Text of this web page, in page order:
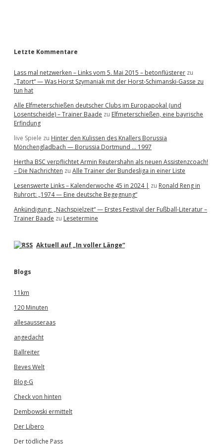
Letzte Kommentare
Lass mal netzwerken – Links vom 5. Mai 2015 – betonflüsterer zu
„Tatort“ — Was Horst Szymaniak mit der Horst-Schimanski-Gasse zu
tun hat
Alle Elfmeterschießen deutscher Clubs im Europapokal (und
Losentscheide) – Trainer Baade zu Elfmeterschießen, eine bayrische
Erfindung
live Spiele zu Hinter den Kulissen des Knallers Borussia
Mönchengladbach — Borussia Dortmund … 1997
Hertha BSC verpflichtet Armin Reutershahn als neuen Assistenzcoach!
– Die Nachrichten zu Alle Trainer der Bundesliga in einer Liste
Lesenswerte Links – Kalenderwoche 45 in 2024 | zu Ronald Reng in
Ruhrort: „1974 — Eine deutsche Begegnung“
Ankündigung: „Nachspielzeit“ — Erstes Festival der Fußball-Literatur –
Trainer Baade zu Lesetermine
Aktuell auf „In voller Länge“
Blogs
11km
120 Minuten
allesausseraas
angedacht
Ballreiter
Beves Welt
Blog-G
Check von hinten
Dembowski ermittelt
Der Libero
Der tödliche Pass